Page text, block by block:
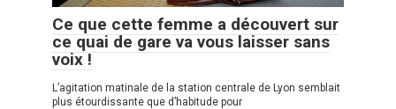
Ce que cette femme a découvert sur
ce quai de gare va vous laisser sans
voix !
L’agitation matinale de la station centrale de Lyon semblait
plus étourdissante que d’habitude pour